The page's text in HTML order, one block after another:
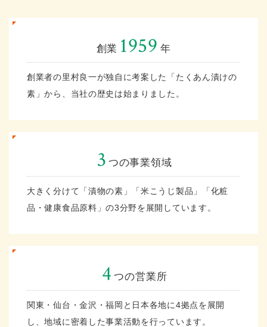
創業 1959 年
創業者の里村良一が独自に考案した「たくあん漬けの
素」から、当社の歴史は始まりました。
3 つの事業領域
大きく分けて「漬物の素」「米こうじ製品」「化粧
品・健康食品原料」の3分野を展開しています。
4 つの営業所
関東・仙台・金沢・福岡と日本各地に4拠点を展開
し、地域に密着した事業活動を行っています。